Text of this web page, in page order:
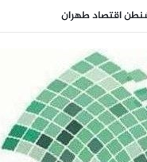
اقتصاد طهران